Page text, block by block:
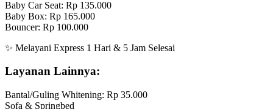
Baby Car Seat: Rp 135.000
Baby Box: Rp 165.000
Bouncer: Rp 100.000
✨ Melayani Express 1 Hari & 5 Jam Selesai
Layanan Lainnya:
Bantal/Guling Whitening: Rp 35.000
Sofa & Springbed